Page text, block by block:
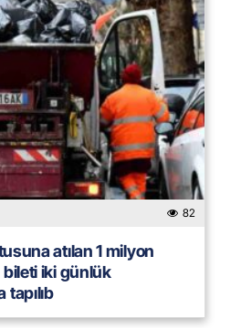
82
atılan 1 milyon
iki günlük